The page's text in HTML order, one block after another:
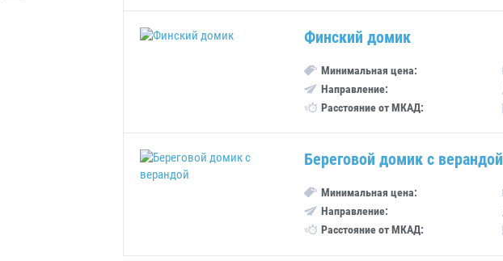
Финский домик
Минимальная цена:
Направление:
Расстояние от МКАД:
Береговой домик с верандой
Минимальная цена:
Направление:
Расстояние от МКАД: